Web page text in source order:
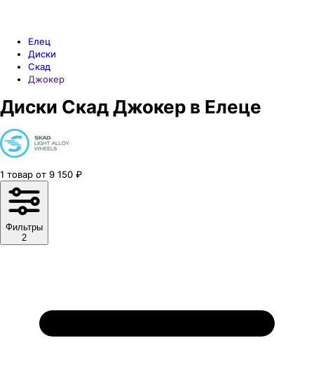
Елец
Диски
Скад
Джокер
Диски Скад Джокер в Елеце
1 товар от 9 150 ₽
Фильтры
2